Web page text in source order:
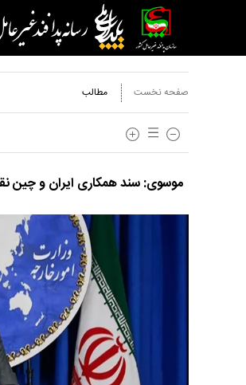
صفحه نخست مطالب
موسوی: سند همکاری ایران و چین